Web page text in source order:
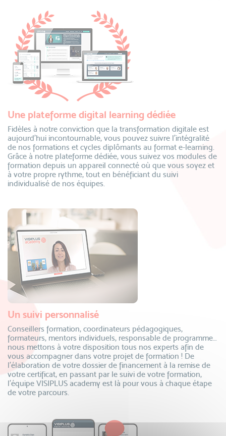
Une plateforme digital learning dédiée
Fidèles à notre conviction que la transformation digitale est
aujourd’hui incontournable, vous pouvez suivre l’intégralité
de nos formations et cycles diplômants au format e-learning.
Grâce à notre plateforme dédiée, vous suivez vos modules de
formation depuis un appareil connecté où que vous soyez et
à votre propre rythme, tout en bénéficiant du suivi
individualisé de nos équipes.
Un suivi personnalisé
Conseillers formation, coordinateurs pédagogiques,
formateurs, mentors individuels, responsable de programme…
nous mettons à votre disposition tous nos experts afin de
vous accompagner dans votre projet de formation ! De
l’élaboration de votre dossier de financement à la remise de
votre certificat, en passant par le suivi de votre formation,
l’équipe VISIPLUS academy est là pour vous à chaque étape
de votre parcours.